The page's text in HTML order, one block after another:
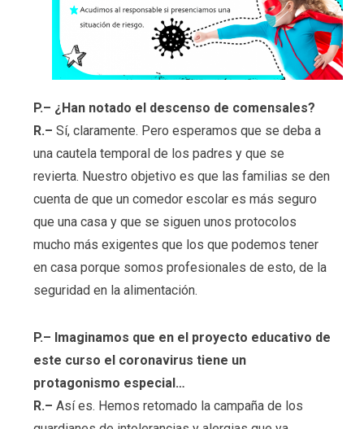
P.– ¿Han notado el descenso de comensales?
R.– Sí, claramente. Pero esperamos que se deba a
una cautela temporal de los padres y que se
revierta. Nuestro objetivo es que las familias se den
cuenta de que un comedor escolar es más seguro
que una casa y que se siguen unos protocolos
mucho más exigentes que los que podemos tener
en casa porque somos profesionales de esto, de la
seguridad en la alimentación.
P.– Imaginamos que en el proyecto educativo de
este curso el coronavirus tiene un
protagonismo especial…
R.– Así es. Hemos retomado la campaña de los